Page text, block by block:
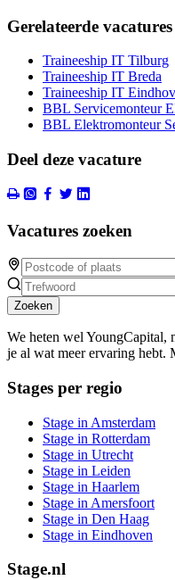
Gerelateerde vacatures
Traineeship IT Tilburg
Traineeship IT Breda
Traineeship IT
BBL Servicemonteur
BBL Elektromonteur
Deel deze vacature
Vacatures zoeken
Zoeken
We heten wel YoungCapital,
je al wat meer ervaring hebt.
Stages per regio
Stage in Amsterdam
Stage in Rotterdam
Stage in Utrecht
Stage in Leiden
Stage in Haarlem
Stage in Amersfoort
Stage in Den Haag
Stage in Eindhoven
Stage.nl